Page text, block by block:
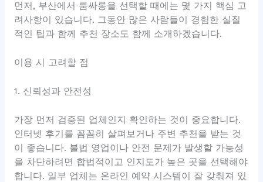
먼저, 부산에서 룸싸롱을 선택할 때에는 몇 가지 핵심 고
려사항이 있습니다. 그동안 많은 사람들이 경험한 실질
적인 팁과 함께 추천 장소도 함께 소개하겠습니다.
이용 시 고려할 점
1. 신뢰성과 안전성
가장 먼저 검증된 업체인지 확인하는 것이 중요합니다.
인터넷 후기를 꼼꼼히 살펴보거나 주변 추천을 받는 것
이 좋습니다. 불법 영업이나 안전 문제가 발생할 가능성
을 차단하려면 합법적이고 인지도가 높은 곳을 선택해야
합니다. 일부 업체는 온라인 예약 시스템이 잘 갖춰져 있